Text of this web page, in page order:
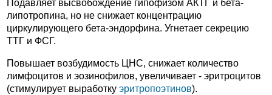
Подавляет высвобождение гипофизом АКТГ и бета-
липотропина, но не снижает концентрацию
циркулирующего бета-эндорфина. Угнетает секрецию
ТТГ и ФСГ.
Повышает возбудимость ЦНС, снижает количество
лимфоцитов и эозинофилов, увеличивает - эритроцитов
(стимулирует выработку эритропоэтинов).